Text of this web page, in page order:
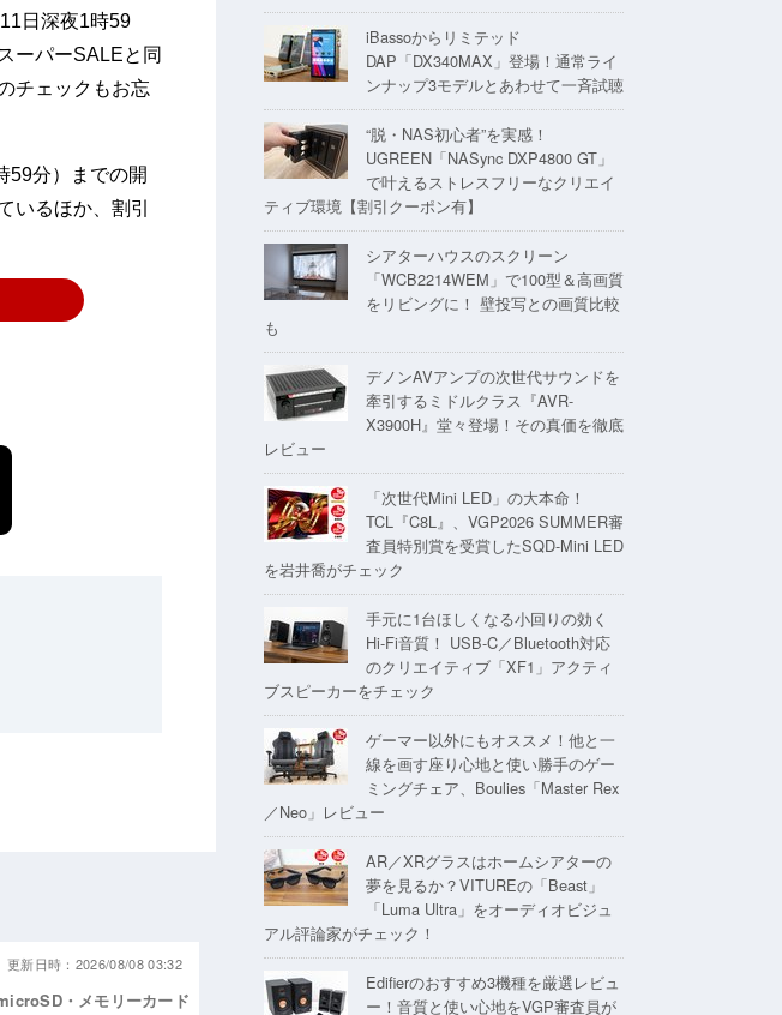
日深夜1時59
ーパーSALEと同
チェックもお忘
59分）までの開
いるほか、割引
iBassoからリミテッド
DAP「DX340MAX」登場！通常ライ
ンナップ3モデルとあわせて一斉試聴
“脱・NAS初心者”を実感！
UGREEN「NASync DXP4800 GT」
で叶えるストレスフリーなクリエイ
ティブ環境【割引クーポン有】
シアターハウスのスクリーン
「WCB2214WEM」で100型＆高画質
をリビングに！ 壁投写との画質比較
も
デノンAVアンプの次世代サウンドを
牽引するミドルクラス『AVR-
X3900H』堂々登場！その真価を徹底
レビュー
「次世代Mini LED」の大本命！
TCL『C8L』、VGP2026 SUMMER審
査員特別賞を受賞したSQD-Mini LED
を岩井喬がチェック
手元に1台ほしくなる小回りの効く
Hi-Fi音質！ USB-C／Bluetooth対応
のクリエイティブ「XF1」アクティ
ブスピーカーをチェック
ゲーマー以外にもオススメ！他と一
線を画す座り心地と使い勝手のゲー
ミングチェア、Boulies「Master Rex
／Neo」レビュー
AR／XRグラスはホームシアターの
夢を見るか？VITUREの「Beast」
「Luma Ultra」をオーディオビジュ
アル評論家がチェック！
Edifierのおすすめ3機種を厳選レビュ
ー！音質と使い心地をVGP審査員が